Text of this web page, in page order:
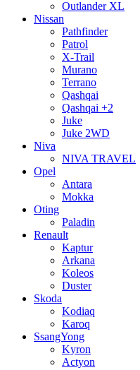
Outlander XL
Nissan
Pathfinder
Patrol
X-Trail
Murano
Terrano
Qashqai
Qashqai +2
Juke
Juke 2WD
Niva
NIVA TRAVEL
Opel
Antara
Mokka
Oting
Paladin
Renault
Kaptur
Arkana
Koleos
Duster
Skoda
Kodiaq
Karoq
SsangYong
Kyron
Actyon